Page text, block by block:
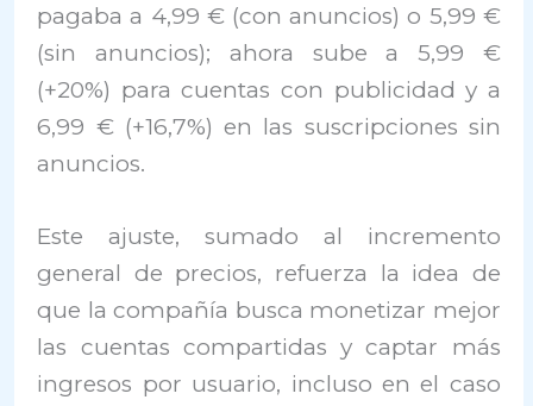
pagaba a 4,99 € (con anuncios) o 5,99 €
(sin anuncios); ahora sube a 5,99 €
(+20%) para cuentas con publicidad y a
6,99 € (+16,7%) en las suscripciones sin
anuncios.
Este ajuste, sumado al incremento
general de precios, refuerza la idea de
que la compañía busca monetizar mejor
las cuentas compartidas y captar más
ingresos por usuario, incluso en el caso